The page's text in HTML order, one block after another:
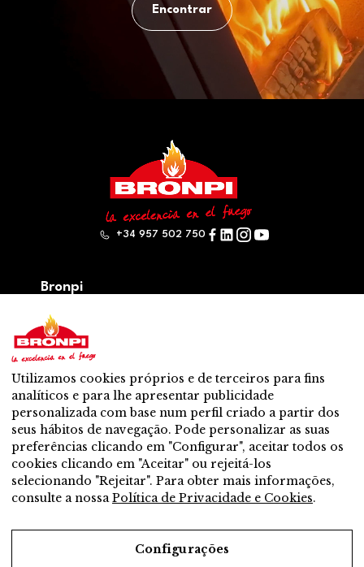
Encontrar
+34 957 502 750
Bronpi
Serie lenha
Série de pellet
Híbrido: lenha – pellet
Acessórios
Ventilação
Novo
Contato
Servicio Pos- Venda
Distribuidor mais perto
Servicio Pos- Venda
Quer ser distribuidor?
Utilizamos cookies próprios e de terceiros para fins
analíticos e para lhe apresentar publicidade
personalizada com base num perfil criado a partir dos
seus hábitos de navegação. Pode personalizar as suas
preferências clicando em "Configurar", aceitar todos os
cookies clicando em "Aceitar" ou rejeitá-los
selecionando "Rejeitar". Para obter mais informações,
consulte a nossaPolítica de Privacidade e Cookies.
Configurações